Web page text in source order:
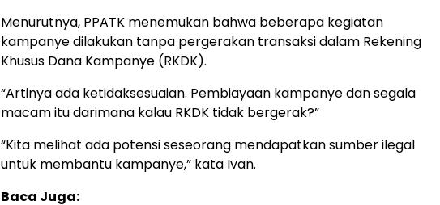
Menurutnya, PPATK menemukan bahwa beberapa kegiatan
kampanye dilakukan tanpa pergerakan transaksi dalam Rekening
Khusus Dana Kampanye (RKDK).
“Artinya ada ketidaksesuaian. Pembiayaan kampanye dan segala
macam itu darimana kalau RKDK tidak bergerak?”
“Kita melihat ada potensi seseorang mendapatkan sumber ilegal
untuk membantu kampanye,” kata Ivan.
Baca Juga: